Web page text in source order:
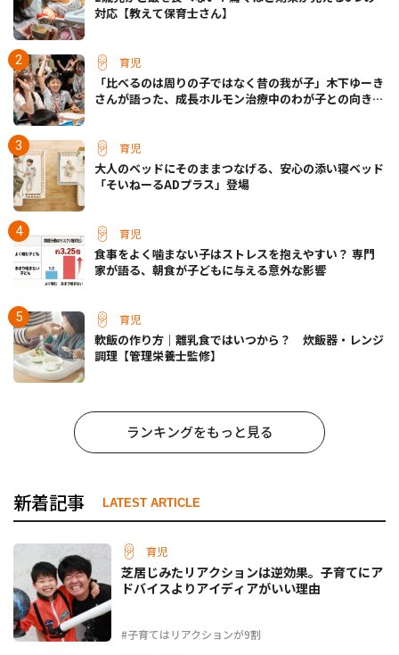
対応【教えて保育士さん】
育児
「比べるのは周りの子ではなく昔の我が子」木下ゆーき
さんが語った、成長ホルモン治療中のわが子との向き合
育児
大人のベッドにそのままつなげる、安心の添い寝ベッド
「そいねーるADプラス」登場
育児
食事をよく噛まない子はストレスを抱えやすい？ 専門
家が語る、朝食が子どもに与える意外な影響
育児
軟飯の作り方｜離乳食ではいつから？ 炊飯器・レンジ
調理【管理栄養士監修】
ランキングをもっと見る
新着記事 LATEST ARTICLE
育児
#子育てはリアクションが9割
芝居じみたリアクションは逆効果。子育てにア
ドバイスよりアイディアがいい理由